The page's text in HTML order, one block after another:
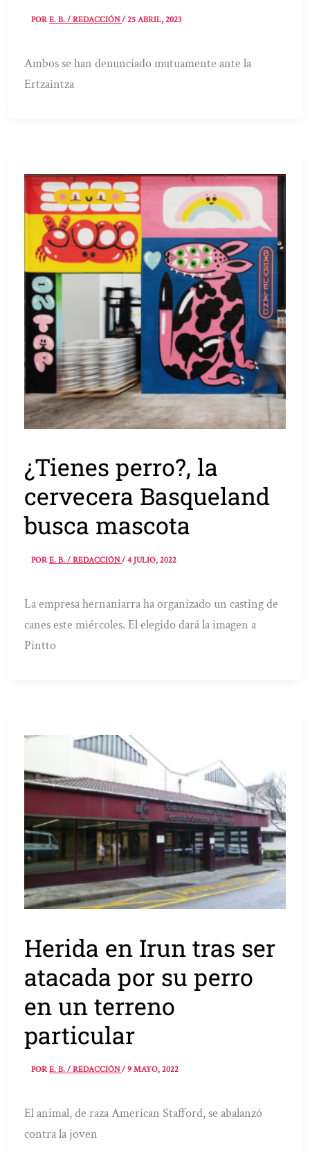
PORE. B. / REDACCIÓN/25 ABRIL, 2023
Ambos se han denunciado mutuamente ante la
Ertzaintza
¿Tienes perro?, la
cervecera Basqueland
busca mascota
PORE. B. / REDACCIÓN/4 JULIO, 2022
La empresa hernaniarra ha organizado un casting de
canes este miércoles. El elegido dará la imagen a
Pintto
Herida en Irun tras ser
atacada por su perro
en un terreno
particular
PORE. B. / REDACCIÓN/9 MAYO, 2022
El animal, de raza American Stafford, se abalanzó
contra la joven